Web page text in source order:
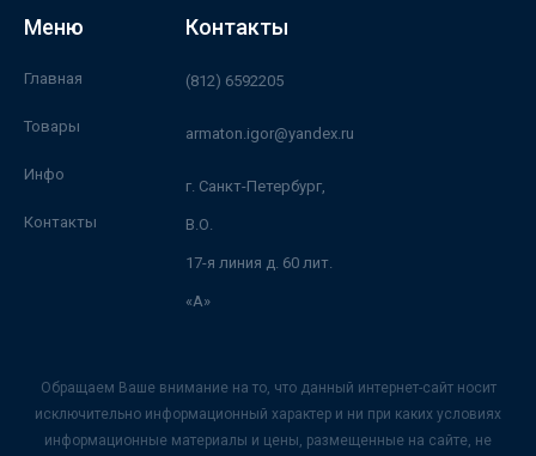
Меню
Главная
Товары
Инфо
Контакты
Контакты
(812) 6592205
armaton.igor@yandex.ru
г. Санкт-Петербург,
В.О.
17-я линия д. 60 лит.
«А»
Обращаем Ваше внимание на то, что данный интернет-сайт носит
исключительно информационный характер и ни при каких условиях
информационные материалы и цены, размещенные на сайте, не